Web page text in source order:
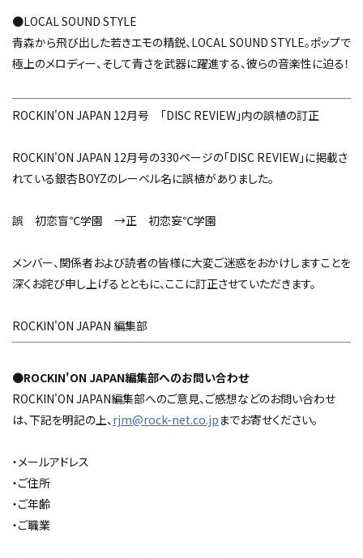
●LOCAL SOUND STYLE
青森から飛び出した若きエモの精鋭、LOCAL SOUND STYLE。ポップで
極上のメロディー、そして青さを武器に躍進する、彼らの音楽性に迫る！
ROCKIN'ON JAPAN 12月号 「DISC REVIEW」内の誤植の訂正
ROCKIN'ON JAPAN 12月号の330ページの「DISC REVIEW」に掲載さ
れている銀杏BOYZのレーベル名に誤植がありました。
誤 初恋盲℃学園 →正 初恋妄℃学園
メンバー、関係者および読者の皆様に大変ご迷惑をおかけしますことを
深くお詫び申し上げるとともに、ここに訂正させていただきます。
ROCKIN'ON JAPAN 編集部
●ROCKIN'ON JAPAN編集部へのお問い合わせ
ROCKIN'ON JAPAN編集部へのご意見、ご感想などのお問い合わせ
は、下記を明記の上、rjm@rock-net.co.jpまでお寄せください。
・メールアドレス
・ご住所
・ご年齢
・ご職業